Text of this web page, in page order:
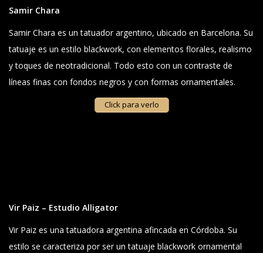
Samir Chara
Samir Chara es un tatuador argentino, ubicado en Barcelona. Su
tatuaje es un estilo blackwork, con elementos florales, realismo
y toques de neotradicional. Todo esto con un contraste de
líneas finas con fondos negros y con formas ornamentales.
Click para verlo
Vir Paiz – Estudio Alligator
Vir Paiz es una tatuadora argentina afincada en Córdoba. Su
estilo se caracteriza por ser un tatuaje blackwork ornamental